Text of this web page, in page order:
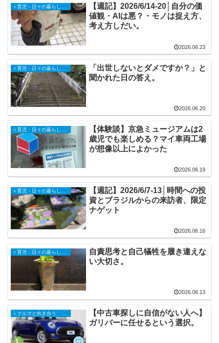
＜育児・日々の暮らしの記録＞
【週記】2026/6/14-20│自分の価
値観・AIは悪？・モノは捉え方、
考え方しだい。
2026.06.23
「出世しないとダメですか？」と
聞かれた日の答え。
2026.06.20
【体験談】京急ミュージアムは2
歳児でも楽しめる？マイ車両工場
が想像以上によかった
2026.06.19
【週記】2026/6/7-13│時間への投
資とブラジルからの来訪者、限定
ナゲット
2026.06.16
自責思考と自己犠牲を履き違えな
い大切さ。
2026.06.13
＜クルマと向き合う、日々の記録＞
【中古車探しに自信がない人へ】
ガリバーに任せるという選択。